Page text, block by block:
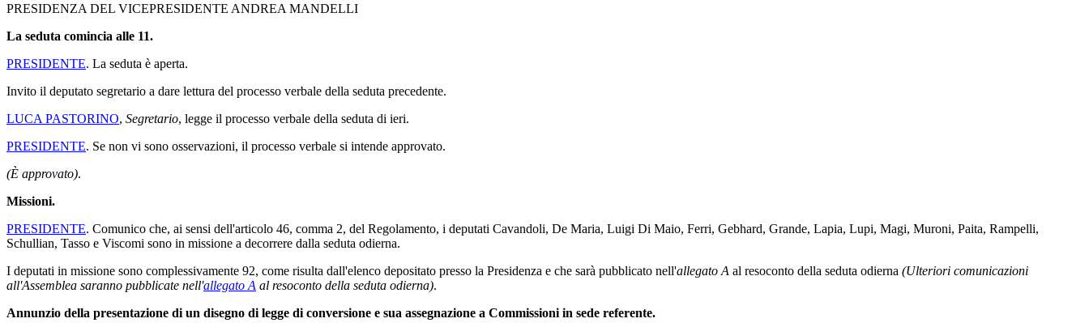
PRESIDENZA DEL VICEPRESIDENTE ANDREA MANDELLI
La seduta comincia alle 11.
PRESIDENTE. La seduta è aperta.
Invito il deputato segretario a dare lettura del processo verbale della seduta precedente.
LUCA PASTORINO, Segretario, legge il processo verbale della seduta di ieri.
PRESIDENTE. Se non vi sono osservazioni, il processo verbale si intende approvato.
(È approvato).
Missioni.
PRESIDENTE. Comunico che, ai sensi dell'articolo 46, comma 2, del Regolamento, i deputati Cavandoli, De Maria, Luigi Di Maio, Ferri, Gebhard, Grande, Lapia, Lupi, Magi, Muroni, Paita, Rampelli,
Schullian, Tasso e Viscomi sono in missione a decorrere dalla seduta odierna.
I deputati in missione sono complessivamente 92, come risulta dall'elenco depositato presso la Presidenza e che sarà pubblicato nell'allegato A al resoconto della seduta odierna (Ulteriori comunicazioni
all'Assemblea saranno pubblicate nell'allegato A al resoconto della seduta odierna).
Annunzio della presentazione di un disegno di legge di conversione e sua assegnazione a Commissioni in sede referente.